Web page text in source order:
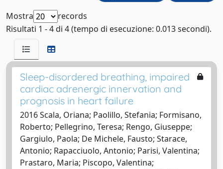
Mostra
records
Risultati 1 - 4 di 4 (tempo di esecuzione: 0.013 secondi).
Sleep-disordered breathing, impaired
cardiac adrenergic innervation and
prognosis in heart failure
2016 Scala, Oriana; Paolillo, Stefania; Formisano,
Roberto; Pellegrino, Teresa; Rengo, Giuseppe;
Gargiulo, Paola; De Michele, Fausto; Starace,
Antonio; Rapacciuolo, Antonio; Parisi, Valentina;
Prastaro, Maria; Piscopo, Valentina;